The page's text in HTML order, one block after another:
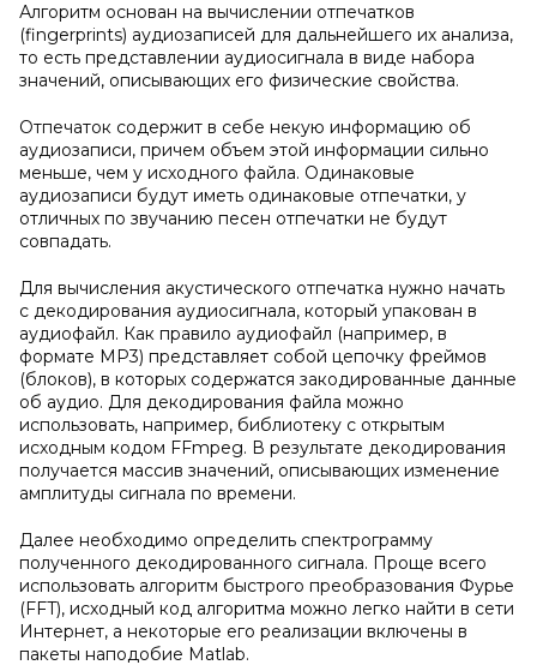
Алгоритм основан на вычислении отпечатков
(fingerprints) аудиозаписей для дальнейшего их анализа,
то есть представлении аудиосигнала в виде набора
значений, описывающих его физические свойства.
Отпечаток содержит в себе некую информацию об
аудиозаписи, причем объем этой информации сильно
меньше, чем у исходного файла. Одинаковые
аудиозаписи будут иметь одинаковые отпечатки, у
отличных по звучанию песен отпечатки не будут
совпадать.
Для вычисления акустического отпечатка нужно начать
с декодирования аудиосигнала, который упакован в
аудиофайл. Как правило аудиофайл (например, в
формате MP3) представляет собой цепочку фреймов
(блоков), в которых содержатся закодированные данные
об аудио. Для декодирования файла можно
использовать, например, библиотеку с открытым
исходным кодом FFmpeg. В результате декодирования
получается массив значений, описывающих изменение
амплитуды сигнала по времени.
Далее необходимо определить спектрограмму
полученного декодированного сигнала. Проще всего
использовать алгоритм быстрого преобразования Фурье
(FFT), исходный код алгоритма можно легко найти в сети
Интернет, а некоторые его реализации включены в
пакеты наподобие Matlab.